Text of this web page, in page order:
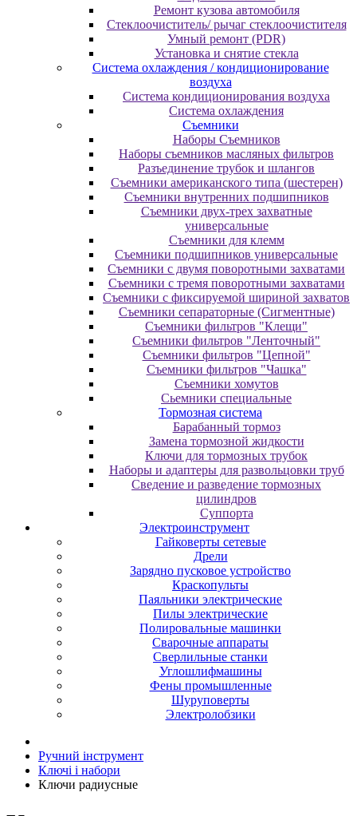
Ремонт кузова автомобиля
Стеклоочиститель/ рычаг стеклоочистителя
Умный ремонт (PDR)
Установка и снятие стекла
Система охлаждения / кондиционирование
воздуха
Система кондиционирования воздуха
Система охлаждения
Съемники
Наборы Съемников
Наборы съемников масляных фильтров
Разъединение трубок и шлангов
Съемники американского типа (шестерен)
Съемники внутренних подшипников
Съемники двух-трех захватные
универсальные
Съемники для клемм
Съемники подшипников универсальные
Съемники с двумя поворотными захватами
Съемники с тремя поворотными захватами
Съемники с фиксируемой шириной захватов
Съемники сепараторные (Сигментные)
Съемники фильтров "Клещи"
Съемники фильтров "Ленточный"
Съемники фильтров "Цепной"
Съемники фильтров "Чашка"
Съемники хомутов
Сьемники специальные
Тормозная система
Барабанный тормоз
Замена тормозной жидкости
Ключи для тормозных трубок
Наборы и адаптеры для развольцовки труб
Сведение и разведение тормозных
цилиндров
Суппорта
Электроинструмент
Гайковерты сетевые
Дрели
Зарядно пусковое устройство
Краскопульты
Паяльники электрические
Пилы электрические
Полировальные машинки
Сварочные аппараты
Сверлильные станки
Углошлифмашины
Фены промышленные
Шуруповерты
Электролобзики
Ручний інструмент
Ключі і набори
Ключи радиусные